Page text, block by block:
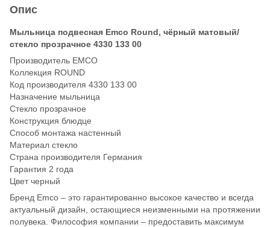
Опис
Мыльница подвесная Emco Round, чёрный матовый/
стекло прозрачное 4330 133 00
Производитель EMCO
Коллекция ROUND
Код производителя 4330 133 00
Назначение мыльница
Стекло прозрачное
Конструкция блюдце
Способ монтажа настенный
Материал стекло
Страна производителя Германия
Гарантия 2 года
Цвет черный
Бренд Emco – это гарантированно высокое качество и всегда
актуальный дизайн, остающиеся неизменными на протяжении
полувека. Философия компании – предоставить максимум